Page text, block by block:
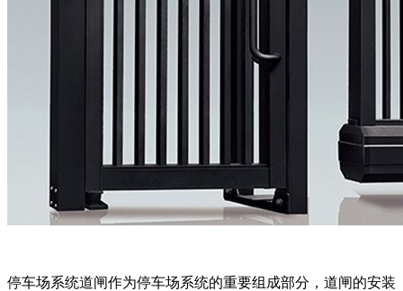
停车场系统道闸作为停车场系统的重要组成部分，道闸的安装